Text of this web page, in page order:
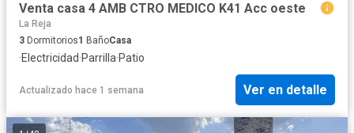
Venta casa 4 AMB CTRO MEDICO K41 Acc oeste
La Reja
3 Dormitorios1 BañoCasa
·Electricidad·Parrilla·Patio
Actualizado hace 1 semana Ver en detalle